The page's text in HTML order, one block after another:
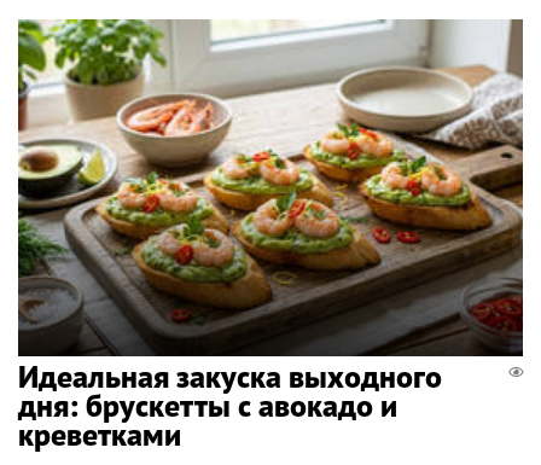
Идеальная закуска выходного
дня: брускетты с авокадо и
креветками